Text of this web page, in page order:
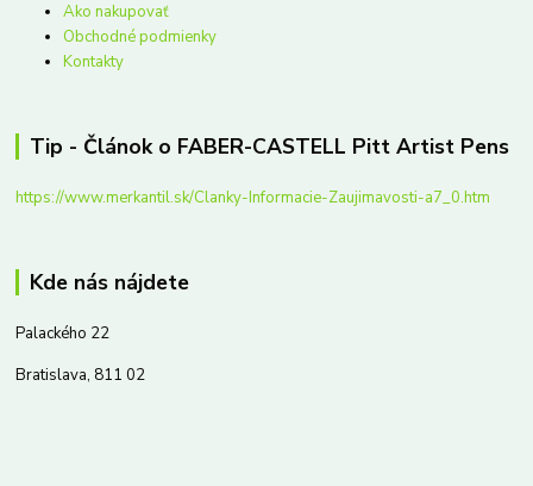
Ako nakupovať
Obchodné podmienky
Kontakty
Tip - Článok o FABER-CASTELL Pitt Artist Pens
https://www.merkantil.sk/Clanky-Informacie-Zaujimavosti-a7_0.htm
Kde nás nájdete
Palackého 22
Bratislava, 811 02